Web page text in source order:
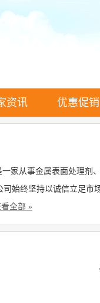
资讯 优惠促销
家从事金属表面处理
始终坚持以诚信立足
全部 »